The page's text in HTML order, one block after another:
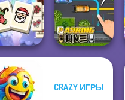
Mahjong
Holiday
CRAZY ИГРЫ